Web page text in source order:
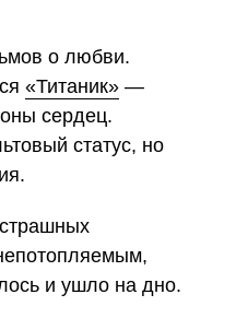
о любви.
«Титаник» —
сердец.
статус, но
и ушло на дно.